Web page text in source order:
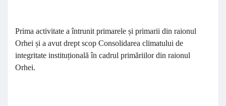
Prima activitate a întrunit primarele și primarii din raionul
Orhei și a avut drept scop Consolidarea climatului de
integritate instituțională în cadrul primăriilor din raionul
Orhei.